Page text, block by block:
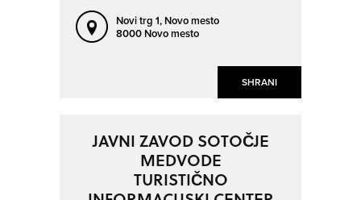
SHRANI
Novi trg 1, Novo mesto
8000 Novo mesto
JAVNI ZAVOD SOTOČJE
MEDVODE
TURISTIČNO